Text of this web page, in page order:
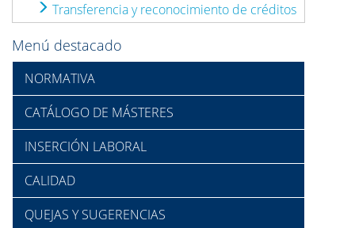
Transferencia y reconocimiento de créditos
Menú destacado
NORMATIVA
CATÁLOGO DE MÁSTERES
INSERCIÓN LABORAL
CALIDAD
QUEJAS Y SUGERENCIAS